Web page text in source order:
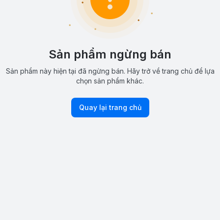
Sản phẩm ngừng bán
Sản phẩm này hiện tại đã ngừng bán. Hãy trở về trang chủ để lựa
chọn sản phẩm khác.
Quay lại trang chủ